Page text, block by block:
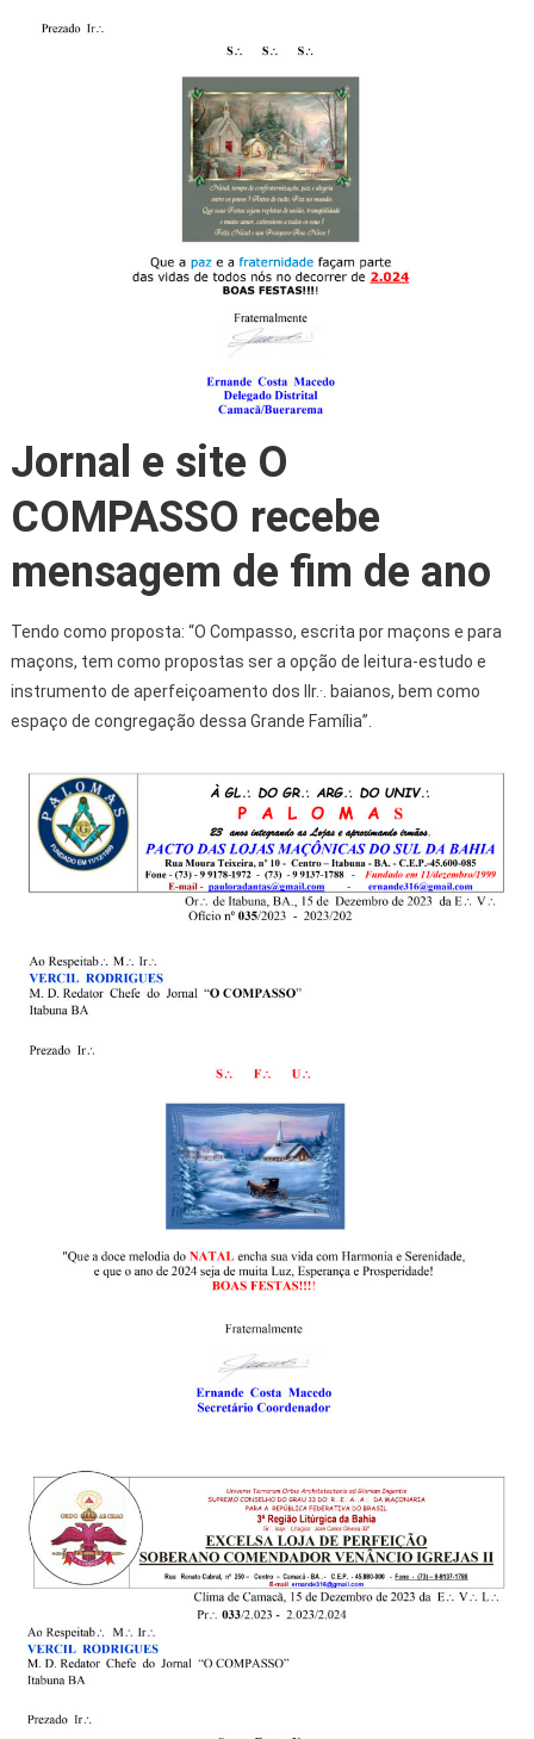
Jornal e site O
COMPASSO recebe
mensagem de fim de ano
Tendo como proposta: “O Compasso, escrita por maçons e para
maçons, tem como propostas ser a opção de leitura-estudo e
instrumento de aperfeiçoamento dos IIr.·. baianos, bem como
espaço de congregação dessa Grande Família”.